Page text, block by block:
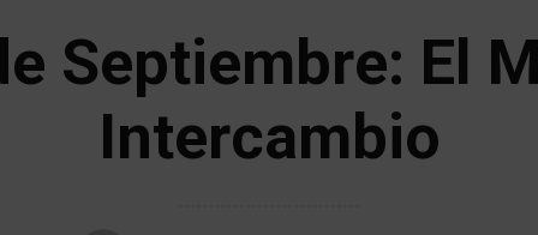
Septiembre: El
Intercambio